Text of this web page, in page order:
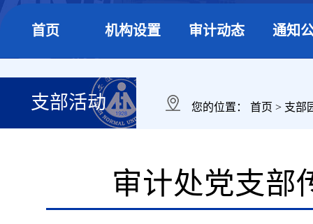
首页 机构设置 审计动态 通知
支部活动 您的位置： 首页 > 支部
审计处党支部